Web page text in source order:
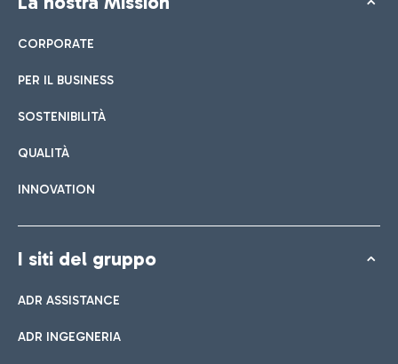
CORPORATE
PER IL BUSINESS
SOSTENIBILITÀ
QUALITÀ
INNOVATION
I siti del gruppo
ADR ASSISTANCE
ADR INGEGNERIA